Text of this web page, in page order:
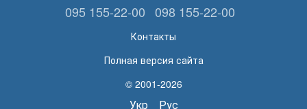
095 155-22-00 098 155-22-00
Контакты
Полная версия сайта
© 2001-2026
Укр Рус